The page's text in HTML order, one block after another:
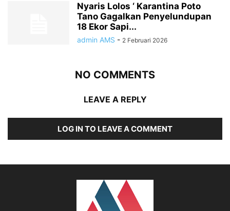
Nyaris Lolos ‘ Karantina Poto
Tano Gagalkan Penyelundupan
18 Ekor Sapi...
admin AMS - 2 Februari 2026
NO COMMENTS
LEAVE A REPLY
LOG IN TO LEAVE A COMMENT